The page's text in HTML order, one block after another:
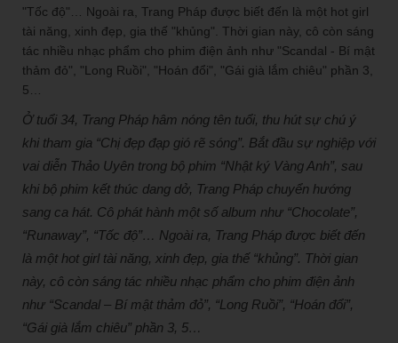
Ở tuổi 34, Trang Pháp hâm nóng tên tuổi, thu hút sự chú ý
khi tham gia “Chị đẹp đạp gió rẽ sóng”. Bắt đầu sự nghiệp với
vai diễn Thảo Uyên trong bộ phim “Nhật ký Vàng Anh”, sau
khi bộ phim kết thúc dang dở, Trang Pháp chuyển hướng
sang ca hát. Cô phát hành một số album như “Chocolate”,
“Runaway”, “Tốc độ”… Ngoài ra, Trang Pháp được biết đến
là một hot girl tài năng, xinh đẹp, gia thế “khủng”. Thời gian
này, cô còn sáng tác nhiều nhạc phẩm cho phim điện ảnh
như “Scandal – Bí mật thảm đỏ”, “Long Ruồi”, “Hoán đổi”,
“Gái già lắm chiêu” phần 3, 5…